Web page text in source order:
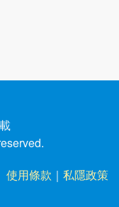
使用條款 ｜ 私隱政策